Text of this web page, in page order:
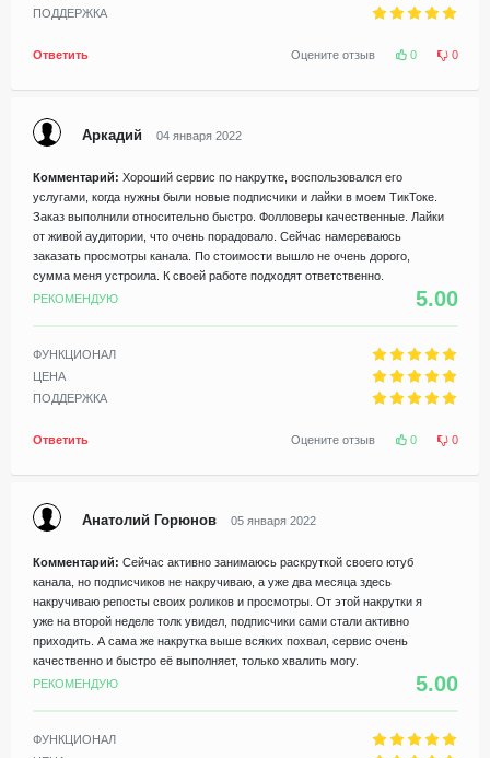
ПОДДЕРЖКА
Ответить Оцените отзыв 0 0
Аркадий 04 января 2022
Комментарий: Хороший сервис по накрутке, воспользовался его
услугами, когда нужны были новые подписчики и лайки в моем ТикТоке.
Заказ выполнили относительно быстро. Фолловеры качественные. Лайки
от живой аудитории, что очень порадовало. Сейчас намереваюсь
заказать просмотры канала. По стоимости вышло не очень дорого,
сумма меня устроила. К своей работе подходят ответственно.
РЕКОМЕНДУЮ
5.00
ФУНКЦИОНАЛ
ЦЕНА
ПОДДЕРЖКА
Ответить Оцените отзыв 0 0
Анатолий Горюнов 05 января 2022
Комментарий: Сейчас активно занимаюсь раскруткой своего ютуб
канала, но подписчиков не накручиваю, а уже два месяца здесь
накручиваю репосты своих роликов и просмотры. От этой накрутки я
уже на второй неделе толк увидел, подписчики сами стали активно
приходить. А сама же накрутка выше всяких похвал, сервис очень
качественно и быстро её выполняет, только хвалить могу.
РЕКОМЕНДУЮ
5.00
ФУНКЦИОНАЛ